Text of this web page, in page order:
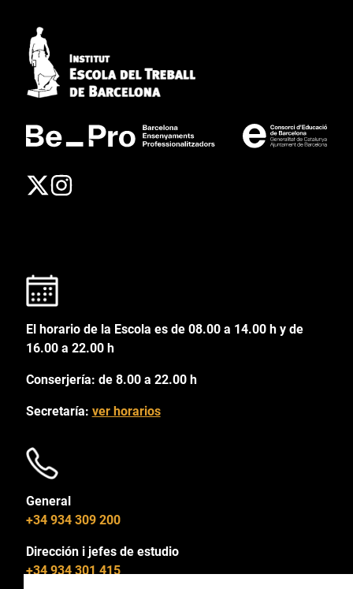
El horario de la Escola es de 08.00 a 14.00 h y de
16.00 a 22.00 h
Conserjería: de 8.00 a 22.00 h
Secretaría: ver horarios
General
+34 934 309 200
Dirección i jefes de estudio
+34 934 301 415